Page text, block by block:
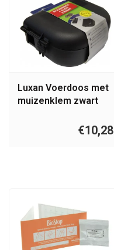
Luxan Voerdoos met
muizenklem zwart
€10,28